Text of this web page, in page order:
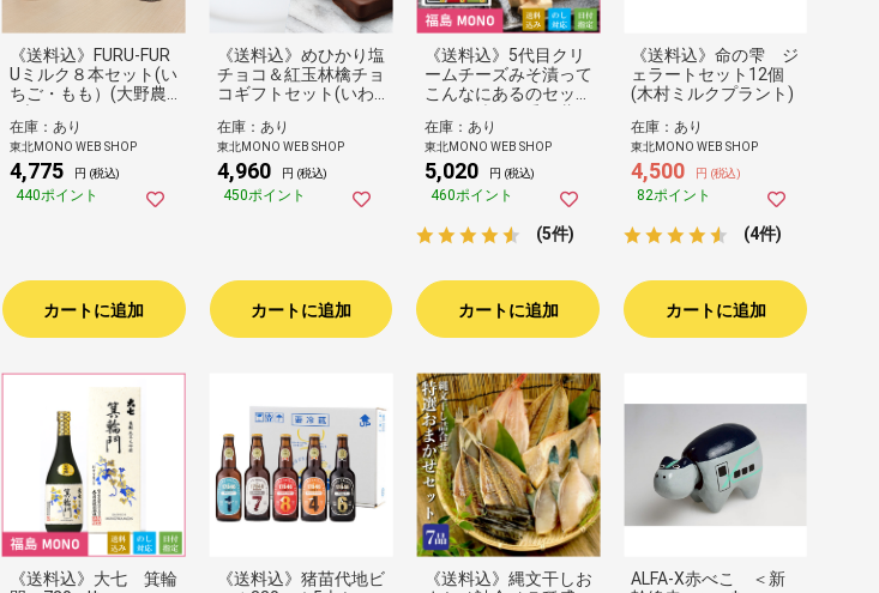
《送料込》FURU-FUR
Uミルク８本セット(い
ちご・もも）(大野農
在庫：あり
東北MONO WEB SHOP
4,775 円 (税込)
440ポイント
カートに追加
《送料込》めひかり塩
チョコ＆紅玉林檎チョ
コギフトセット(いわ
在庫：あり
東北MONO WEB SHOP
4,960 円 (税込)
450ポイント
カートに追加
《送料込》5代目クリ
ームチーズみそ漬って
こんなにあるのセット
在庫：あり
東北MONO WEB SHOP
5,020 円 (税込)
460ポイント
(5件)
カートに追加
《送料込》命の雫 ジ
ェラートセット12個
(木村ミルクプラント)
在庫：あり
東北MONO WEB SHOP
4,500 円 (税込)
82ポイント
(4件)
カートに追加
《送料込》大七 箕輪
《送料込》猪苗代地ビ
《送料込》縄文干しお
ALFA-X赤べこ ＜新